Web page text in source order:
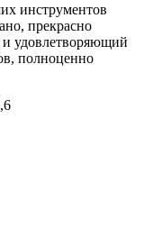
инструментов
прекрасно
удовлетворяющий
полноценно